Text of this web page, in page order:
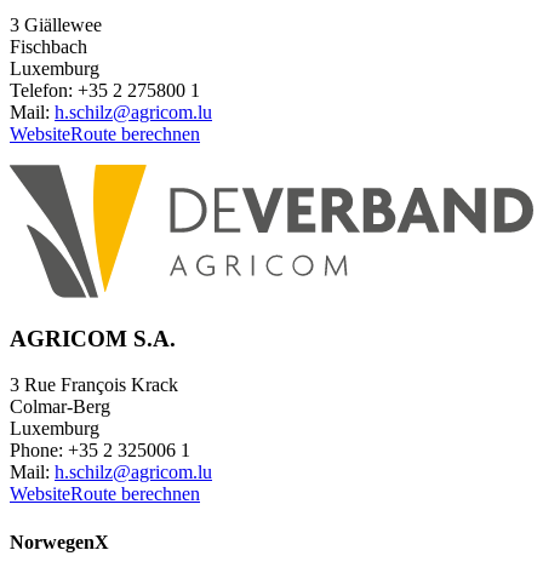
3 Giällewee
Fischbach
Luxemburg
Telefon: +35 2 275800 1
Mail: h.schilz@agricom.lu
WebsiteRoute berechnen
AGRICOM S.A.
3 Rue François Krack
Colmar-Berg
Luxemburg
Phone: +35 2 325006 1
Mail: h.schilz@agricom.lu
WebsiteRoute berechnen
NorwegenX